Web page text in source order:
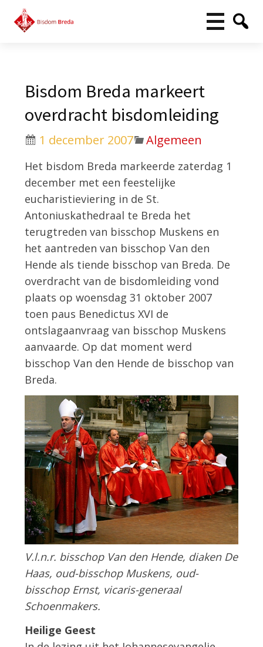
Bisdom Breda markeert
overdracht bisdomleiding
1 december 2007 Algemeen
Het bisdom Breda markeerde zaterdag 1
december met een feestelijke
eucharistieviering in de St.
Antoniuskathedraal te Breda het
terugtreden van bisschop Muskens en
het aantreden van bisschop Van den
Hende als tiende bisschop van Breda. De
overdracht van de bisdomleiding vond
plaats op woensdag 31 oktober 2007
toen paus Benedictus XVI de
ontslagaanvraag van bisschop Muskens
aanvaarde. Op dat moment werd
bisschop Van den Hende de bisschop van
Breda.
V.l.n.r. bisschop Van den Hende, diaken De
Haas, oud-bisschop Muskens, oud-
bisschop Ernst, vicaris-generaal
Schoenmakers.
Heilige Geest